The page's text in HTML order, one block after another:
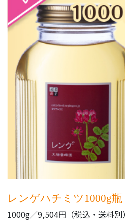
レンゲハチミツ1000g瓶
1000g／9,504円（税込・送料別）